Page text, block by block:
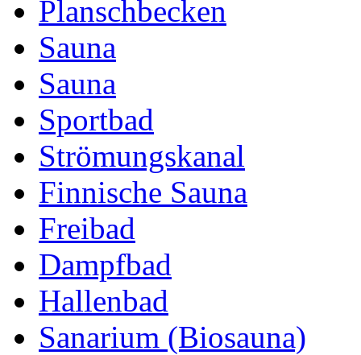
Planschbecken
Sauna
Sauna
Sportbad
Strömungskanal
Finnische Sauna
Freibad
Dampfbad
Hallenbad
Sanarium (Biosauna)